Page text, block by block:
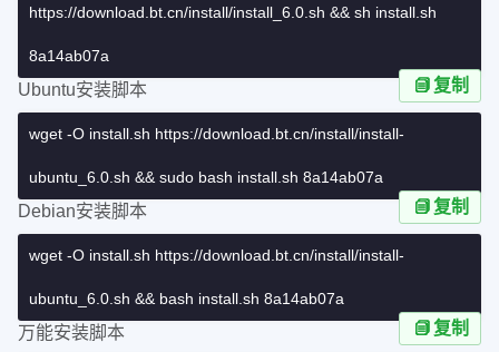
https://download.bt.cn/install/install_6.0.sh && sh install.sh
8a14ab07a
Ubuntu安装脚本
wget -O install.sh https://download.bt.cn/install/install-
ubuntu_6.0.sh && sudo bash install.sh 8a14ab07a
复制
Debian安装脚本
wget -O install.sh https://download.bt.cn/install/install-
ubuntu_6.0.sh && bash install.sh 8a14ab07a
复制
万能安装脚本 复制